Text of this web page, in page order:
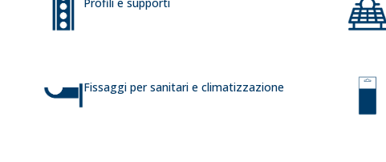
Fissaggi per sanitari e climatizzazione